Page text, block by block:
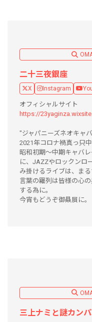
二十三夜銀座
X Instagram
オフィシャルサイト
https://
"ジャパニーズネオキャ
2021年コロナ禍真っ只中
昭和初期〜中期キャバ
に、JAZZやロックンロ
み掛けるライブは、ま
言葉の羅列は皆様の心
する為に。
今宵もどうぞ御贔屓に。
三上ナミと謎カン